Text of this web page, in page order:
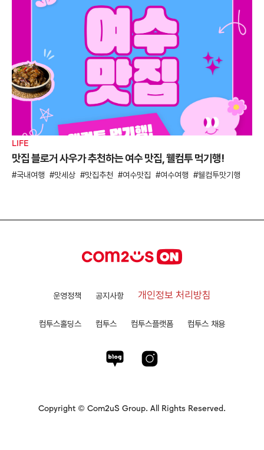
LIFE
맛집 블로거 사우가 추천하는 여수 맛집, 웰컴투 먹기행!
국내여행 맛세상 맛집추천 여수맛집 여수여행 웰컴투맛기행
운영정책 공지사항 개인정보 처리방침
컴투스홀딩스 컴투스 컴투스플랫폼 컴투스 채용
Copyright © Com2uS Group. All Rights Reserved.